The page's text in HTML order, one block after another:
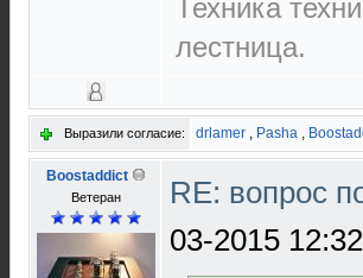
Техника
лестница.
Выразили согласие: drlamer , Pasha ,
Boostaddict
Ветеран
RE: вопрос
03-2015 12:32